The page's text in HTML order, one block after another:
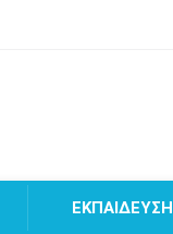
ΕΚΠΑΙΔΕΥΣΗ